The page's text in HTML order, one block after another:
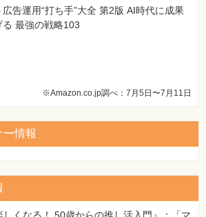
広告運用“打ち手”大全 第2版 AI時代に成果
る 最強の戦略103
※Amazon.co.jp調べ：7月5日〜7月11日
ー情報